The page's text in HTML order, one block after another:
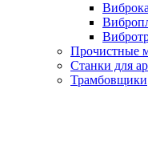
Прочистные
Станки для
Трамбовщики